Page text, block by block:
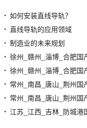
如何安装直线导轨？
直线导轨的应用领域
制造业的未来规划
徐州_赣州_淄博_合肥国
徐州_赣州_淄博_合肥国
常州_南昌_唐山_荆州国
常州_南昌_唐山_荆州国
江苏_江西_吉林_防城港